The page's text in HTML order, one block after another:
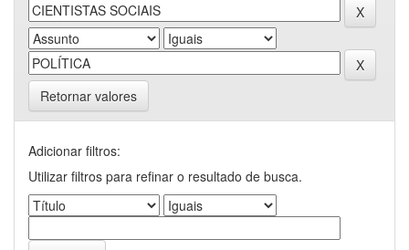
Retornar valores
Adicionar filtros:
Utilizar filtros para refinar o resultado de busca.